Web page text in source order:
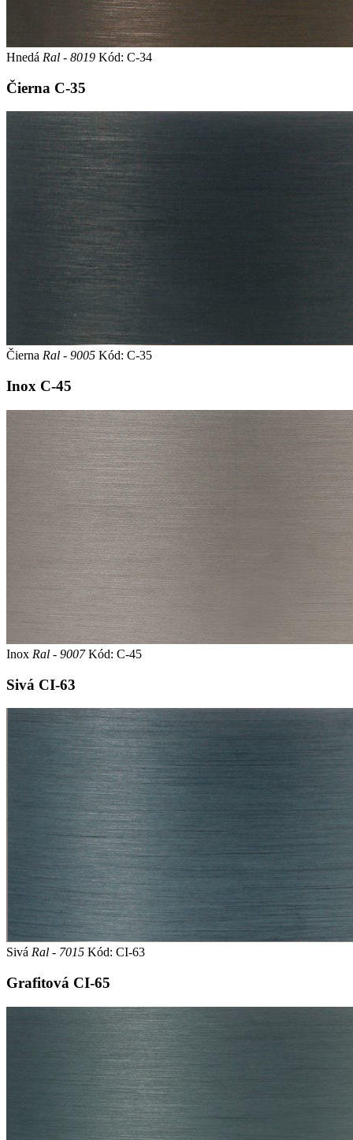
Hnedá Ral - 8019 Kód: C-34
Čierna C-35
Čierna Ral - 9005 Kód: C-35
Inox C-45
Inox Ral - 9007 Kód: C-45
Sivá CI-63
Sivá Ral - 7015 Kód: CI-63
Grafitová CI-65